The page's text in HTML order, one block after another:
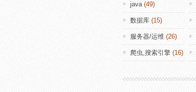
java(49)
数据库 (15)
服务器/运维 (26)
爬虫,搜索引擎 (16)